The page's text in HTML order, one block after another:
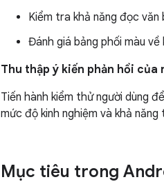
Kiểm tra khả năng đọc
Đánh giá bảng phối màu
Thu thập ý kiến phản hồi của
Tiến hành kiểm thử người dùng
mức độ kinh nghiệm và khả
Mục tiêu trong